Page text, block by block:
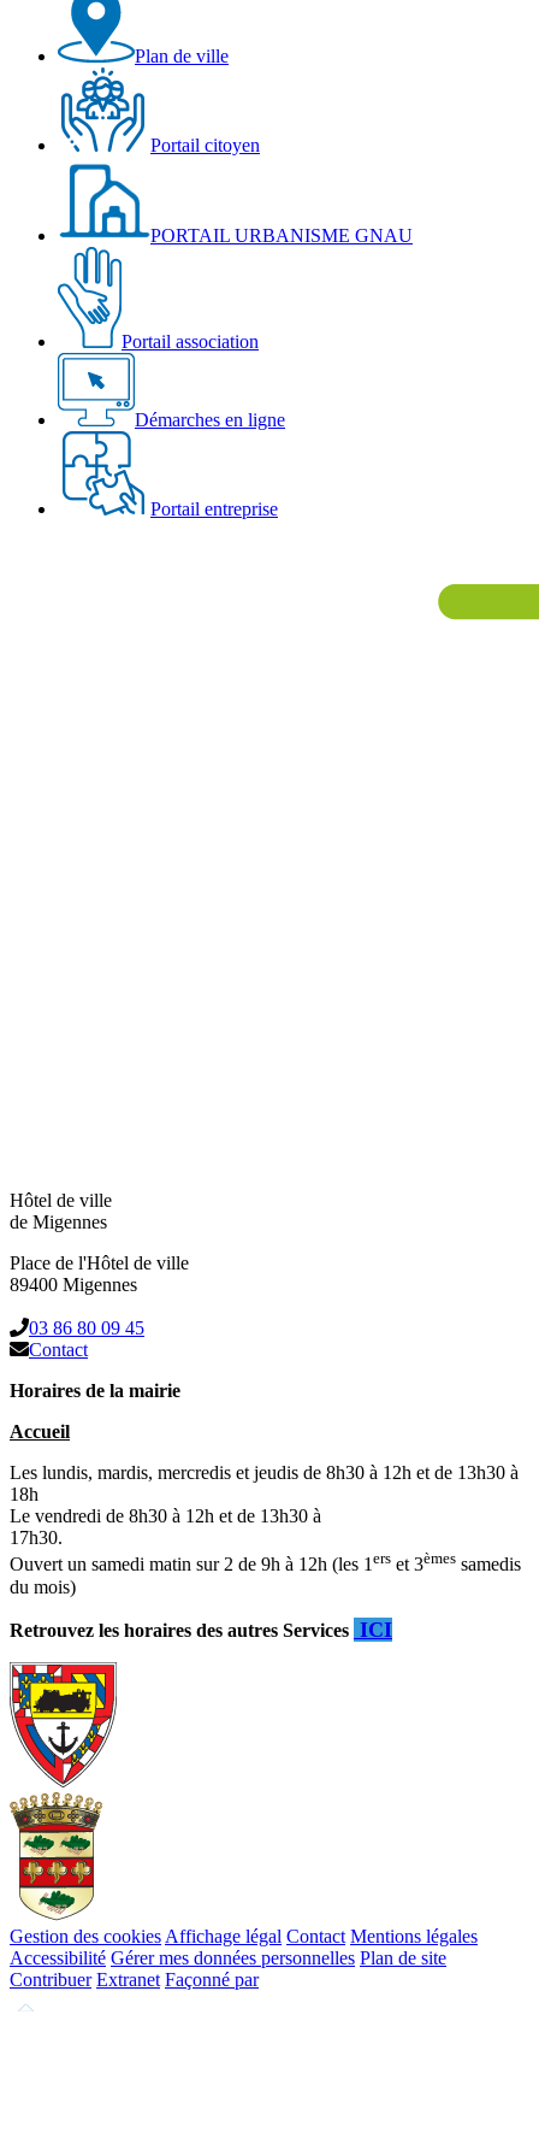
Plan de ville
Portail citoyen
PORTAIL URBANISME GNAU
Portail association
Démarches en ligne
Portail entreprise
Hôtel de ville
de Migennes
Place de l'Hôtel de ville
89400 Migennes
03 86 80 09 45
Contact
Horaires de la mairie
Accueil
Les lundis, mardis, mercredis et jeudis de 8h30 à 12h et de 13h30 à
18h
Le vendredi de 8h30 à 12h et de 13h30 à
17h30.
Ouvert un samedi matin sur 2 de 9h à 12h (les 1ers et 3èmes samedis
du mois)
Retrouvez les horaires des autres Services ICI
Gestion des cookies Affichage légal Contact Mentions légales
Accessibilité Gérer mes données personnelles Plan de site
Contribuer Extranet Façonné par